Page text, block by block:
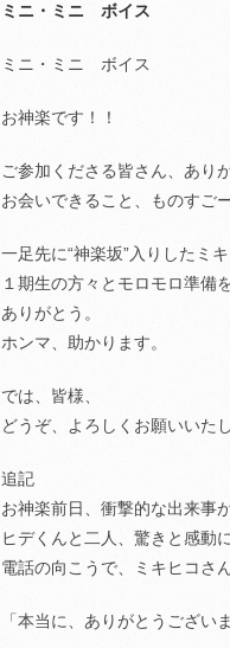
ミニ・ミニ ボイス
ミニ・ミニ ボイス
お神楽です！！
ご参加くださる皆さん、あり
お会いできること、ものすご
一足先に“神楽坂”入りしたミキ
１期生の方々とモロモロ準備
ありがとう。
ホンマ、助かります。
では、皆様、
どうぞ、よろしくお願いいたし
追記
お神楽前日、衝撃的な出来事
ヒデくんと二人、驚きと感動
電話の向こうで、ミキヒコさ
「本当に、ありがとうございま